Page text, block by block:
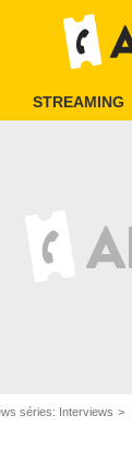
STREAMING
séries: Interviews